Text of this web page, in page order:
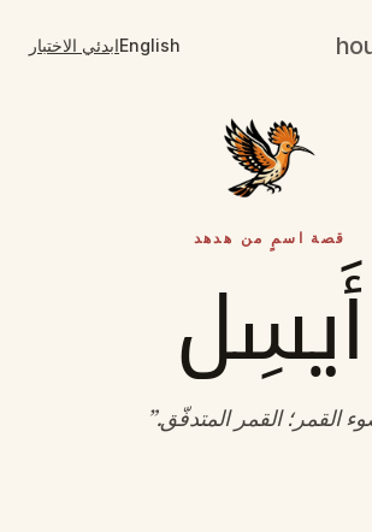
Englishابدئي الاختبار
قصة اسمٍ من هدهد
أَيسِل
القمر؛ القمر المتدفّق.”